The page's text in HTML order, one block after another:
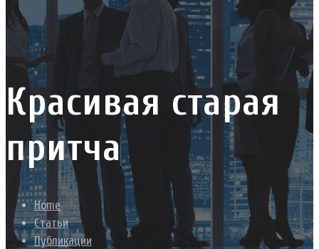
Красивая старая
притча
Home
Статьи
Публикации